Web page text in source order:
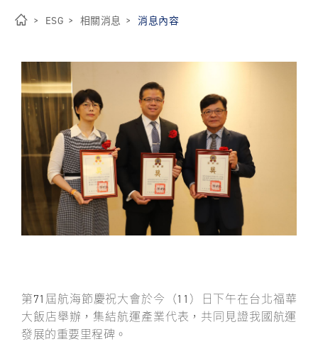
投資人關係
ESG
關於裕民
ESG 相關消息 消息內容
第71屆航海節慶祝大會於今（11）日下午在台北福華
大飯店舉辦，集結航運產業代表，共同見證我國航運
發展的重要里程碑。